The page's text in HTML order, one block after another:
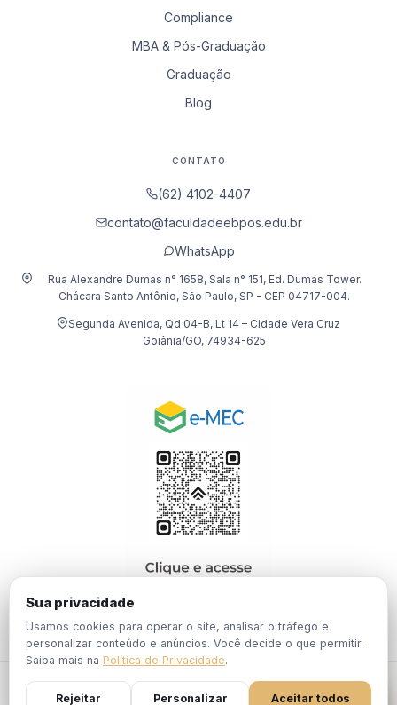
Compliance
MBA & Pós-Graduação
Graduação
Blog
CONTATO
(62) 4102-4407
contato@faculdadeebpos.edu.br
WhatsApp
Rua Alexandre Dumas n° 1658, Sala n° 151, Ed. Dumas Tower.
Chácara Santo Antônio, São Paulo, SP - CEP 04717-004.
Segunda Avenida, Qd 04-B, Lt 14 – Cidade Vera Cruz
Goiânia/GO, 74934-625
© 2026 EBPÓS. Todos os direitos reservados.
Política de
Termos de Portaria Nº 1.201, de 19 de Dezembro de
Sua privacidade
Usamos cookies para operar o site, analisar o tráfego e
personalizar conteúdo e anúncios. Você decide o que permitir.
Saiba mais na Política de Privacidade.
Rejeitar Personalizar Aceitar todos